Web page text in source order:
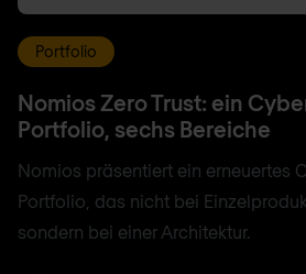
Portfolio
Nomios Zero Trust: ein
Portfolio, sechs Bereiche
Nomios präsentiert ein erneuertes
Portfolio, das nicht bei
sondern bei einer Architektur.